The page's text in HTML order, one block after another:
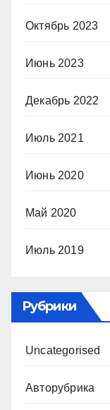
Октябрь 2023
Июнь 2023
Декабрь 2022
Июль 2021
Июнь 2020
Май 2020
Июль 2019
Рубрики
Uncategorised
Авторубрика